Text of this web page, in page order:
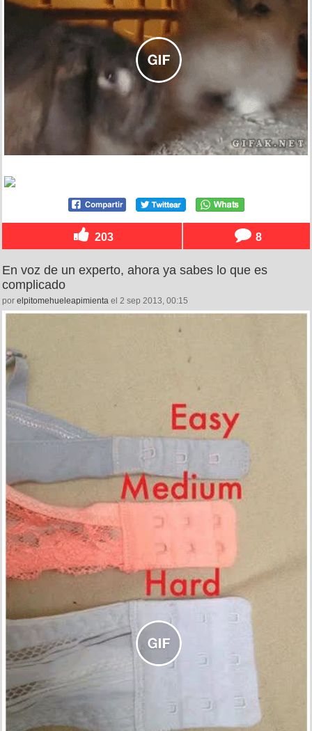
203 8
En voz de un experto, ahora ya sabes lo que es
complicado
por elpitomehueleapimienta el 2 sep 2013, 00:15